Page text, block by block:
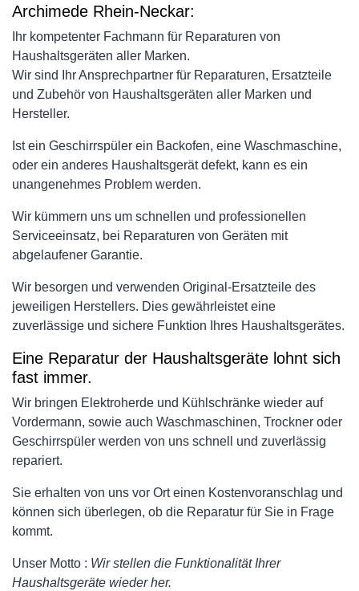
Archimede Rhein-Neckar:
Ihr kompetenter Fachmann für Reparaturen von
Haushaltsgeräten aller Marken.
Wir sind Ihr Ansprechpartner für Reparaturen, Ersatzteile
und Zubehör von Haushaltsgeräten aller Marken und
Hersteller.
Ist ein Geschirrspüler ein Backofen, eine Waschmaschine,
oder ein anderes Haushaltsgerät defekt, kann es ein
unangenehmes Problem werden.
Wir kümmern uns um schnellen und professionellen
Serviceeinsatz, bei Reparaturen von Geräten mit
abgelaufener Garantie.
Wir besorgen und verwenden Original-Ersatzteile des
jeweiligen Herstellers. Dies gewährleistet eine
zuverlässige und sichere Funktion Ihres Haushaltsgerätes.
Eine Reparatur der Haushaltsgeräte lohnt sich
fast immer.
Wir bringen Elektroherde und Kühlschränke wieder auf
Vordermann, sowie auch Waschmaschinen, Trockner oder
Geschirrspüler werden von uns schnell und zuverlässig
repariert.
Sie erhalten von uns vor Ort einen Kostenvoranschlag und
können sich überlegen, ob die Reparatur für Sie in Frage
kommt.
Unser Motto : Wir stellen die Funktionalität Ihrer
Haushaltsgeräte wieder her.